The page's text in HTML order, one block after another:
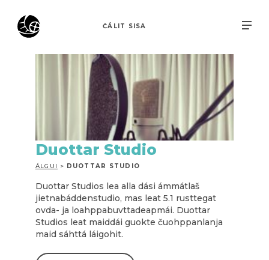
ČÁLIT SISA
Duottar Studio
ÁLGUI > DUOTTAR STUDIO
Duottar Studios lea alla dási ámmátlaš
jietnabáddenstudio, mas leat 5.1 rusttegat
ovda- ja loahppabuvttadeapmái. Duottar
Studios leat maiddái guokte čuohppanlanja
maid sáhttá láigohit.